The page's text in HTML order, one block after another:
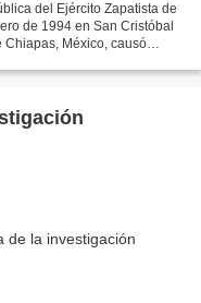
del Ejército Zapatista de
de 1994 en San Cristóbal
Chiapas, México, causó